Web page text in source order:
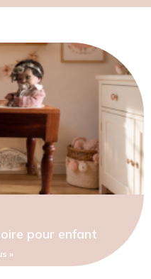
pour enfant
»